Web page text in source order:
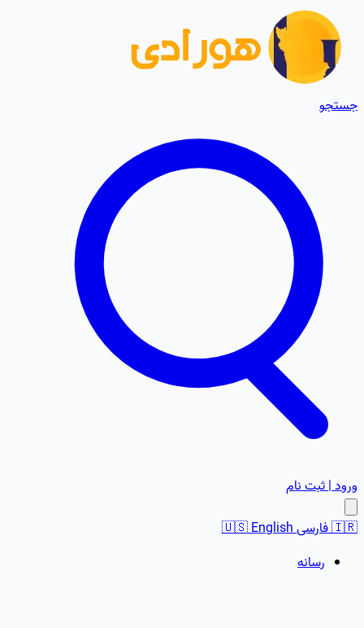
جستجو
ورود | ثبت نام
🇮🇷فارسی 🇺🇸English
رسانه